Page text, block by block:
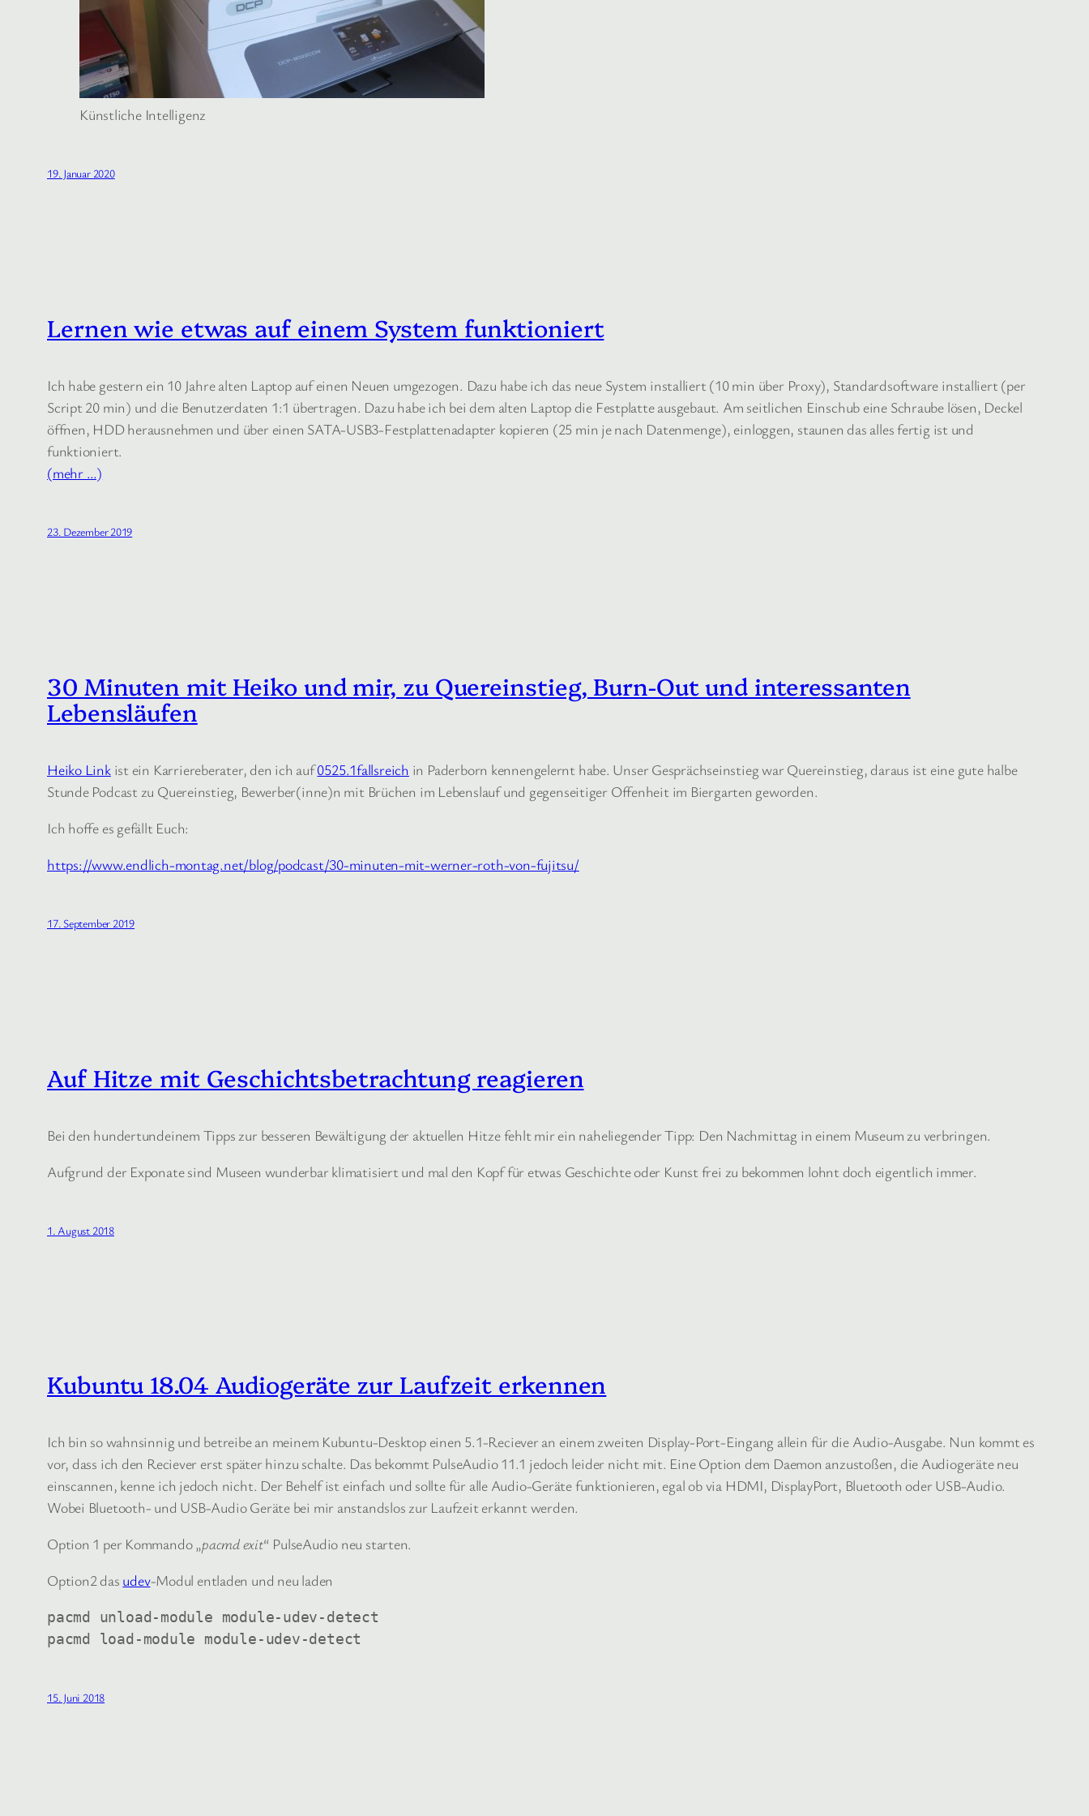
Künstliche Intelligenz
19. Januar 2020
Lernen wie etwas auf einem System funktioniert
Ich habe gestern ein 10 Jahre alten Laptop auf einen Neuen umgezogen. Dazu habe ich das neue System installiert (10 min über Proxy), Standardsoftware installiert (per
Script 20 min) und die Benutzerdaten 1:1 übertragen. Dazu habe ich bei dem alten Laptop die Festplatte ausgebaut. Am seitlichen Einschub eine Schraube lösen, Deckel
öffnen, HDD herausnehmen und über einen SATA-USB3-Festplattenadapter kopieren (25 min je nach Datenmenge), einloggen, staunen das alles fertig ist und
funktioniert.
(mehr …)
23. Dezember 2019
30 Minuten mit Heiko und mir, zu Quereinstieg, Burn-Out und interessanten
Lebensläufen
Heiko Linkist ein Karriereberater, den ich auf0525.1fallsreich in Paderborn kennengelernt habe. Unser Gesprächseinstieg war Quereinstieg, daraus ist eine gute halbe
Stunde Podcast zu Quereinstieg, Bewerber(inne)n mit Brüchen im Lebenslauf und gegenseitiger Offenheit im Biergarten geworden.
Ich hoffe es gefällt Euch:
https://www.endlich-montag.net/blog/podcast/30-minuten-mit-werner-roth-von-fujitsu/
17. September 2019
Auf Hitze mit Geschichtsbetrachtung reagieren
Bei den hundertundeinem Tipps zur besseren Bewältigung der aktuellen Hitze fehlt mir ein naheliegender Tipp: Den Nachmittag in einem Museum zu verbringen.
Aufgrund der Exponate sind Museen wunderbar klimatisiert und mal den Kopf für etwas Geschichte oder Kunst frei zu bekommen lohnt doch eigentlich immer.
1. August 2018
Kubuntu 18.04 Audiogeräte zur Laufzeit erkennen
Ich bin so wahnsinnig und betreibe an meinem Kubuntu-Desktop einen 5.1-Reciever an einem zweiten Display-Port-Eingang allein für die Audio-Ausgabe. Nun kommt es
vor, dass ich den Reciever erst später hinzu schalte. Das bekommt PulseAudio 11.1 jedoch leider nicht mit. Eine Option dem Daemon anzustoßen, die Audiogeräte neu
einscannen, kenne ich jedoch nicht. Der Behelf ist einfach und sollte für alle Audio-Geräte funktionieren, egal ob via HDMI, DisplayPort, Bluetooth oder USB-Audio.
Wobei Bluetooth- und USB-Audio Geräte bei mir anstandslos zur Laufzeit erkannt werden.
Option 1 per Kommando „pacmd exit“ PulseAudio neu starten.
Option2 das udev-Modul entladen und neu laden
pacmd unload-module module-udev-detect
pacmd load-module module-udev-detect
15. Juni 2018